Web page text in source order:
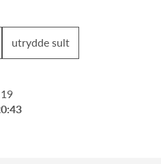
utrydde sult